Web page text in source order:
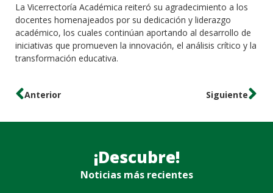
La Vicerrectoría Académica reiteró su agradecimiento a los
docentes homenajeados por su dedicación y liderazgo
académico, los cuales continúan aportando al desarrollo de
iniciativas que promueven la innovación, el análisis crítico y la
transformación educativa.
Anterior Siguiente
¡Descubre!
Noticias más recientes